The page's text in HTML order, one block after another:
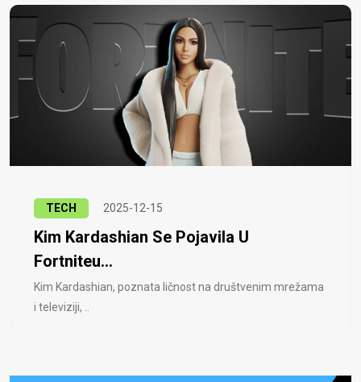
TECH 2025-12-15
Kim Kardashian Se Pojavila U
Fortniteu...
Kim Kardashian, poznata ličnost na društvenim mrežama
i televiziji, ..